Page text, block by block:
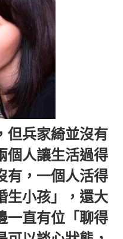
但兵家綺並沒有
個人讓生活過得
有，一個人活得
生小孩」，還大
一直有位「聊得